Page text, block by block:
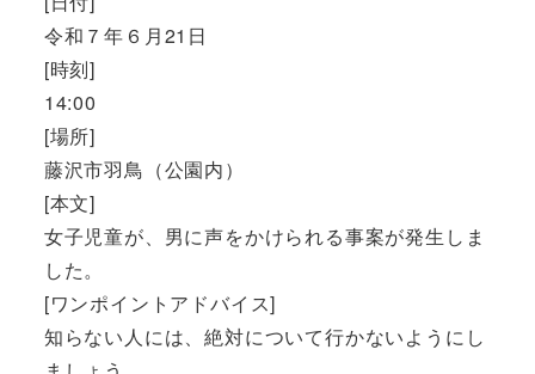
令和７年６月21日
[時刻]
14:00
[場所]
藤沢市羽鳥（公園内）
[本文]
女子児童が、男に声をかけられる事案が発生しま
した。
[ワンポイントアドバイス]
知らない人には、絶対について行かないようにし